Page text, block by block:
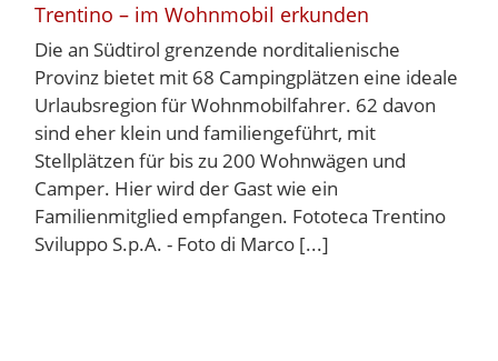
Trentino – im Wohnmobil erkunden
Die an Südtirol grenzende norditalienische
Provinz bietet mit 68 Campingplätzen eine ideale
Urlaubsregion für Wohnmobilfahrer. 62 davon
sind eher klein und familiengeführt, mit
Stellplätzen für bis zu 200 Wohnwägen und
Camper. Hier wird der Gast wie ein
Familienmitglied empfangen. Fototeca Trentino
Sviluppo S.p.A. - Foto di Marco [...]